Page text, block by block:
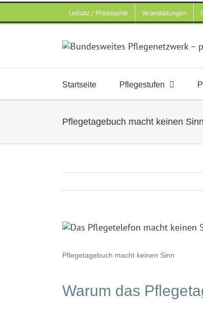
Zum
Leitsatz / Philosophie Veranstaltungen
Startseite Pflegestufen
Pflegetagebuch macht keinen Sinn
Zeige
Bild
Pflegetagebuch macht keinen Sinn
Warum das